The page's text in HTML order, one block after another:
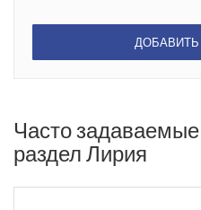
ДОБАВИТЬ
Часто
раздел Лирия